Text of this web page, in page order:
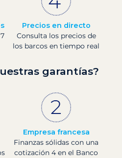
Precios en directo
Consulta los precios de
los barcos en tiempo real
garantías?
Empresa francesa
Finanzas sólidas con una
cotización 4 en el Banco